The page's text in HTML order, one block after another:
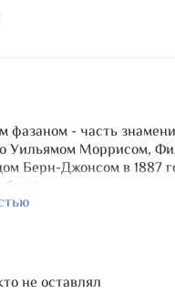
- часть
Уильямом Моррисом,
Берн-Джонсом в 1887
отшлифован вручную до
для игл "Лес.Фазан"
не оставлял